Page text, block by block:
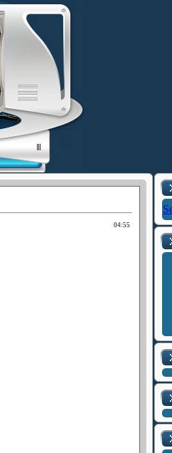
04:55